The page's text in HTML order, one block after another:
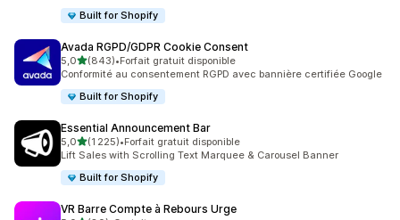
Built for Shopify
Avada RGPD/GDPR Cookie Consent
5,0étoile(s) sur 5
(843)
843 avis au total
•Forfait gratuit disponible
Conformité au consentement RGPD avec bannière certifiée Google
Built for Shopify
Essential Announcement Bar
5,0étoile(s) sur 5
(1 225)
1225 avis au total
•Forfait gratuit disponible
Lift Sales with Scrolling Text Marquee & Carousel Banner
Built for Shopify
VR Barre Compte à Rebours Urge